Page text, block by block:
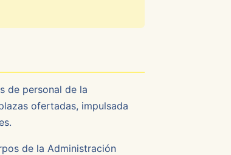
de personal de la
ofertadas, impulsada
de la Administración